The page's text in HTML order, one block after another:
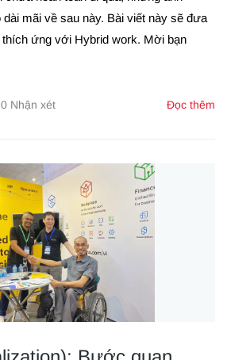
mãi về sau này. Bài viết này sẽ đưa
ứng với Hybrid work. Mời bạn
0 Nhận xét Đọc thêm